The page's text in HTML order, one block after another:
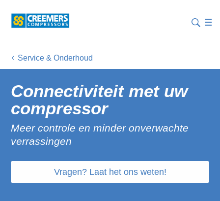
Service & Onderhoud
Connectiviteit met uw
compressor
Meer controle en minder onverwachte
verrassingen
Vragen? Laat het ons weten!